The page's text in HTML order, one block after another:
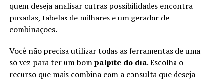
quem deseja analisar outras possibilidades encontra
puxadas, tabelas de milhares e um gerador de
combinações.
Você não precisa utilizar todas as ferramentas de uma
só vez para ter um bompalpite do dia. Escolha o
recurso que mais combina com a consulta que deseja